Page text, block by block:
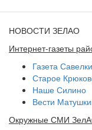
НОВОСТИ ЗЕЛАО
Интернет-газеты
Газета Савелки
Старое
Наше Силино
Вести
Окружные СМИ